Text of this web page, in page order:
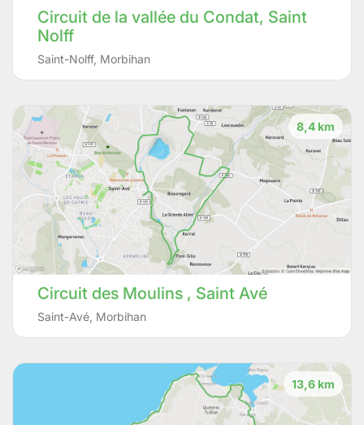
Circuit de la vallée du Condat, Saint
Nolff
Saint-Nolff, Morbihan
8,4 km
Circuit des Moulins , Saint Avé
Saint-Avé Morbihan
13,6 km